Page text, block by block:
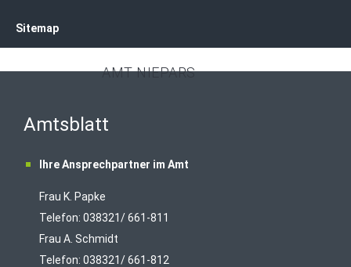
AMT NIEPARS
Sitemap
Amtsblatt
Ihre Ansprechpartner im Amt
Frau K. Papke
Telefon: 038321/ 661-811
Frau A. Schmidt
Telefon: 038321/ 661-812